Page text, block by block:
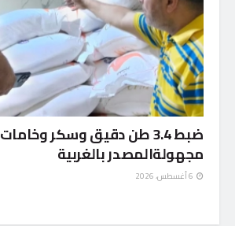
ضبط 3.4 طن دقيق وسكر وخامات
مجهولةالمصدر بالغربية